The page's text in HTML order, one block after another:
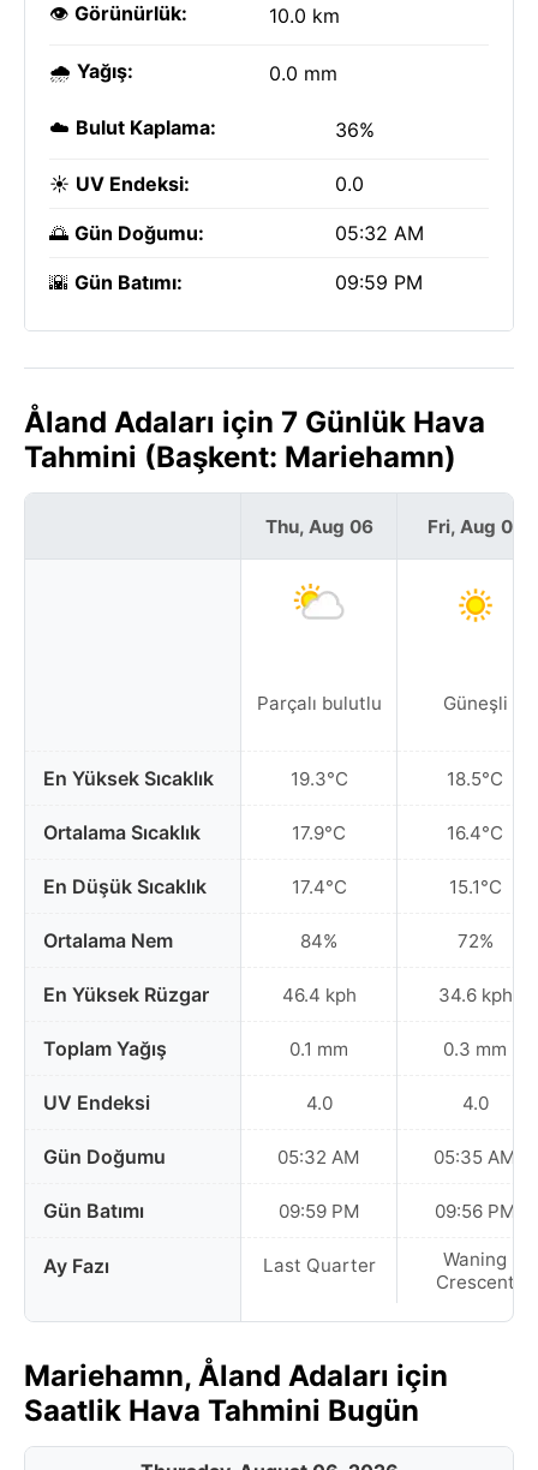
👁️ Görünürlük: 10.0 km
🌧️ Yağış: 0.0 mm
☁️ Bulut Kaplama: 36%
☀️ UV Endeksi: 0.0
🌅 Gün Doğumu: 05:32 AM
🌇 Gün Batımı: 09:59 PM
Åland Adaları için 7 Günlük Hava
Tahmini (Başkent: Mariehamn)
En Yüksek Sıcaklık
Ortalama Sıcaklık
En Düşük Sıcaklık
Ortalama Nem
En Yüksek Rüzgar
Toplam Yağış
UV Endeksi
Gün Doğumu
Gün Batımı
Ay Fazı
Thu, Aug 06
Parçalı bulutlu
19.3°C
17.9°C
17.4°C
84%
46.4 kph
0.1 mm
4.0
05:32 AM
09:59 PM
Last Quarter
Fri, Aug 07
Güneşli
18.5°C
16.4°C
15.1°C
72%
34.6 kph
0.3 mm
4.0
05:35 AM
09:56 PM
Waning
Crescent
Mariehamn, Åland Adaları için
Saatlik Hava Tahmini Bugün